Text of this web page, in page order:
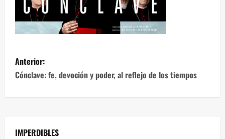
Anterior:
Cónclave: fe, devoción y poder, al reflejo de los tiempos
IMPERDIBLES